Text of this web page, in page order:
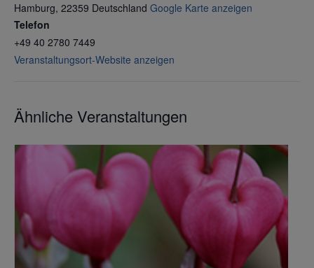
Hamburg, 22359 Deutschland Google Karte anzeigen
Telefon
+49 40 2780 7449
Veranstaltungsort-Website anzeigen
Ähnliche Veranstaltungen